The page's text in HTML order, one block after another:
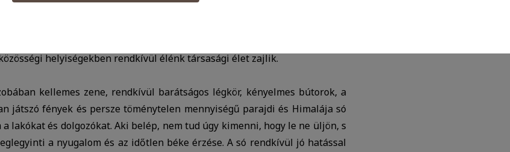
lokálpatrióta választja otthonának.
helyiségekben rendkívül élénk társasági élet zajlik.
kellemes zene, rendkívül barátságos légkör, kényelmes bútorok, a
játszó fények és persze töménytelen mennyiségű parajdi és Himalája só
lakókat és dolgozókat. Aki belép, nem tud úgy kimenni, hogy le ne üljön, s
a nyugalom és az időtlen béke érzése. A só rendkívül jó hatással
adatokat a Google Analytics segítségével, amely kizárólag az IP címeket tárolja a személyes
számára egyedi, releváns, érdeklődési körébe tartozó reklámajánlatokkal tudjuk